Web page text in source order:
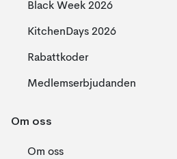
Black Week 2026
KitchenDays 2026
Rabattkoder
Medlemserbjudanden
Om oss
Om oss